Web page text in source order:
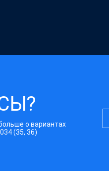
о вариантах
(35, 36)